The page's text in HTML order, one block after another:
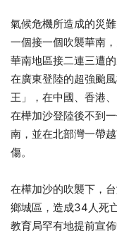
氣候危機所造成的災
一個接一個吹襲華南
華南地區接二連三遭
在廣東登陸的超強颱
王」，在中國、香港
在樺加沙登陸後不到
南，並在北部灣一帶
傷。
在樺加沙的吹襲下，
鄉城區，造成34人死
教育局罕有地提前宣